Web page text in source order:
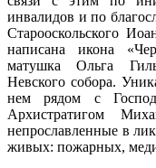
инвалидов и по
Старооскольского
написана икона
матушка Ольга
Невского собора.
нем рядом с
Архистратигом
непрославленные в
живых: пожарных,